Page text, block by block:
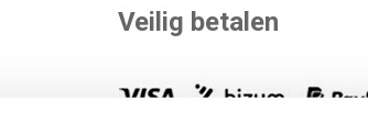
Veilig betalen